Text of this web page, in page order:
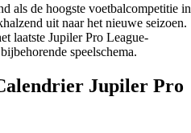
als de hoogste voetbalcompetitie in
uit naar het nieuwe seizoen.
laatste Jupiler Pro League-
speelschema.
Jupiler Pro